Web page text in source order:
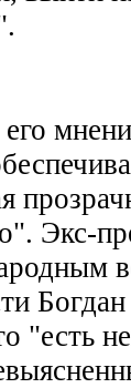
Экс-
"есть